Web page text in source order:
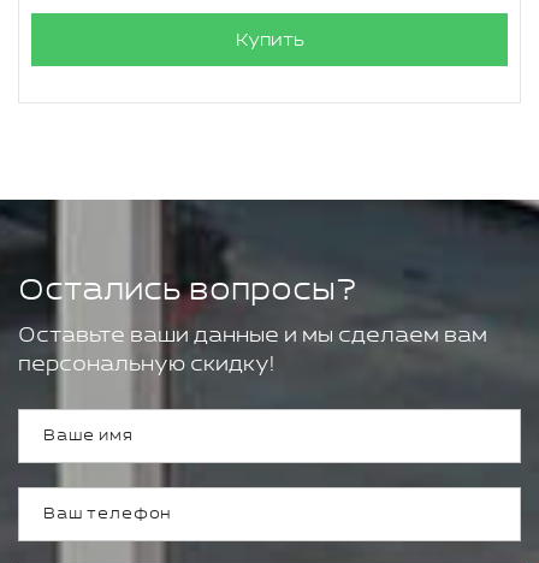
Купить
Остались вопросы?
Оставьте ваши данные и мы сделаем вам
персональную скидку!